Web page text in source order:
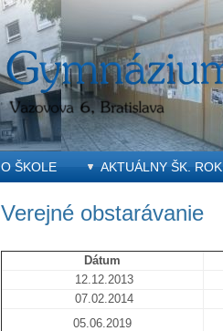
O ŠKOLE AKTUÁLNY ŠK. ROK
Verejné obstarávanie
Dátum
12.12.2013
07.02.2014
05.06.2019